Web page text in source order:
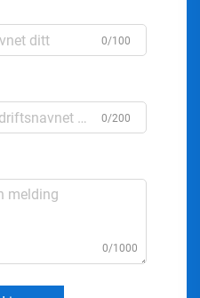
0/100
0/200
0/1000